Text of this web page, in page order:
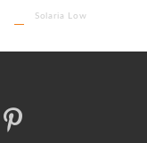
Solaria Low